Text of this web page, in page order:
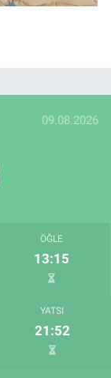
09.08.2026
ÖĞLE
13:15
YATSI
21:52